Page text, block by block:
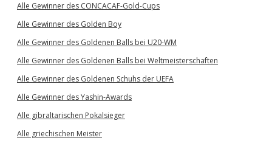
Alle Gewinner des CONCACAF-Gold-Cups
Alle Gewinner des Golden Boy
Alle Gewinner des Goldenen Balls bei U20-WM
Alle Gewinner des Goldenen Balls bei Weltmeisterschaften
Alle Gewinner des Goldenen Schuhs der UEFA
Alle Gewinner des Yashin-Awards
Alle gibraltarischen Pokalsieger
Alle griechischen Meister